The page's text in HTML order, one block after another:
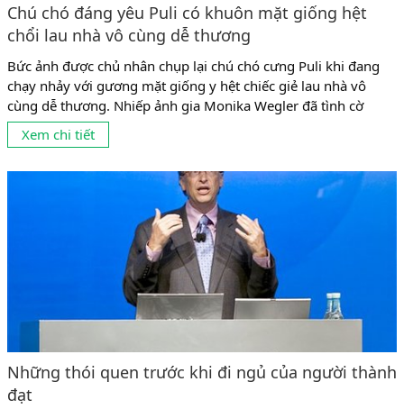
Chú chó đáng yêu Puli có khuôn mặt giống hệt
chổi lau nhà vô cùng dễ thương
Bức ảnh được chủ nhân chụp lại chú chó cưng Puli khi đang
chạy nhảy với gương mặt giống y hệt chiếc giẻ lau nhà vô
cùng dễ thương. Nhiếp ảnh gia Monika Wegler đã tình cờ
chụp được bức ảnh chú chó cưng Puli của mình đang chạy
nhảy vui đùa với gương mặt hớn hở và bộ lông xù...
Xem chi tiết
Những thói quen trước khi đi ngủ của người thành
đạt